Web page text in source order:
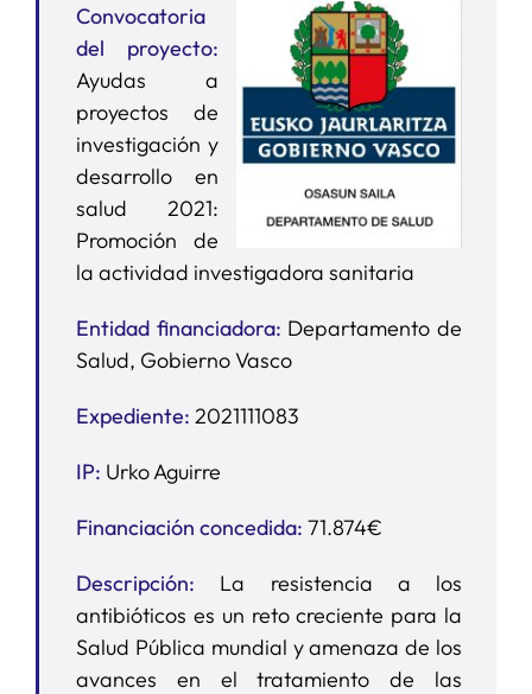
PROYECTOS/COLABORACIONES
APOYO I+D+I
NOTICIAS
Convocatoria
del proyecto:
Ayudas a
proyectos de
investigación y
desarrollo en
salud 2021:
Promoción de
la actividad investigadora sanitaria
Entidad financiadora: Departamento de
Salud, Gobierno Vasco
Expediente: 2021111083
IP: Urko Aguirre
Financiación concedida: 71.874€
Descripción: La resistencia a los
antibióticos es un reto creciente para la
Salud Pública mundial y amenaza de los
avances en el tratamiento de las